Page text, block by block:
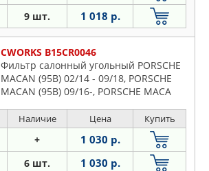
9 шт. 1 018 р.
CWORKS B15CR0046
Фильтр салонный угольный PORSCHE
MACAN (95B) 02/14 - 09/18, PORSCHE
MACAN (95B) 09/16-, PORSCHE MACA
Наличие Цена Купить
+ 1 030 р.
6 шт. 1 030 р.